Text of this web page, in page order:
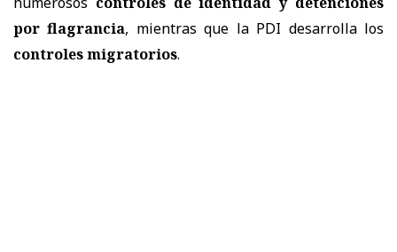
por flagrancia, mientras que la PDI desarrolla los
controles migratorios.